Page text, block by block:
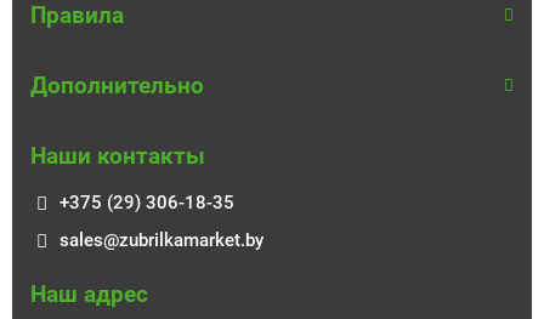
Правила
Дополнительно
Наши контакты
+375 (29) 306-18-35
sales@zubrilkamarket.by
Наш адрес